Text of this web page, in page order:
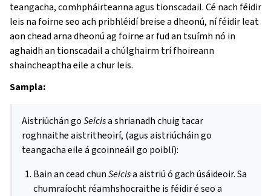
teangacha, comhpháirteanna agus tionscadail. Cé nach féidir
leis na foirne seo ach pribhléidí breise a dheonú, ní féidir leat
aon chead arna dheonú ag foirne ar fud an tsuímh nó in
aghaidh an tionscadail a chúlghairm trí fhoireann
shaincheaptha eile a chur leis.
Sampla:
Aistriúchán goSeicisa shrianadh chuig tacar
roghnaithe aistritheoirí, (agus aistriúcháin go
teangacha eile á gcoinneáil go poiblí):
Bain an cead chunSeicisa aistriú ó gach úsáideoir. Sa
chumraíocht réamhshocraithe is féidir é seo a